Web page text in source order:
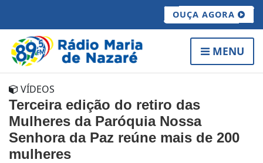
OUÇA AGORA
MENU
VÍDEOS
Terceira edição do retiro das
Mulheres da Paróquia Nossa
Senhora da Paz reúne mais de 200
mulheres